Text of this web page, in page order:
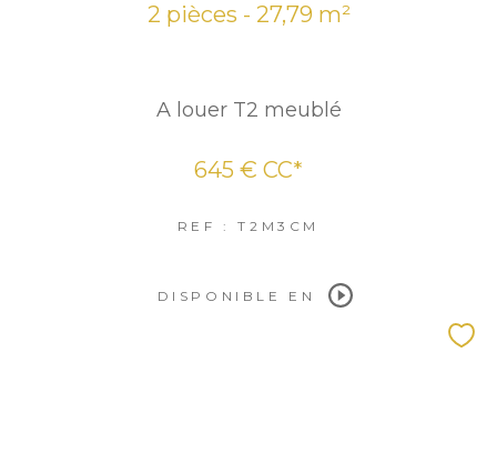
2 pièces - 27,79 m²
A louer T2 meublé
645 € CC*
REF : T2M3CM
DISPONIBLE EN